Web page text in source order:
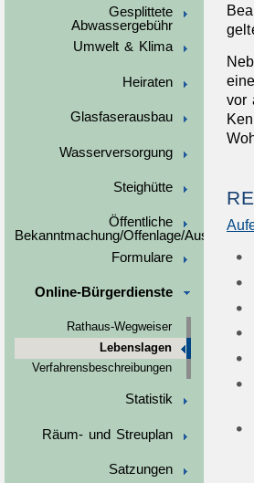
Gesplittete
Abwassergebühr
Umwelt & Klima
Heiraten
Glasfaserausbau
Wasserversorgung
Steighütte
Öffentliche
Bekanntmachung/Offenlage/
Formulare
Online-Bürgerdienste
Rathaus-Wegweiser
Lebenslagen
Verfahrensbeschreibungen
Statistik
Räum- und Streuplan
Satzungen
vor